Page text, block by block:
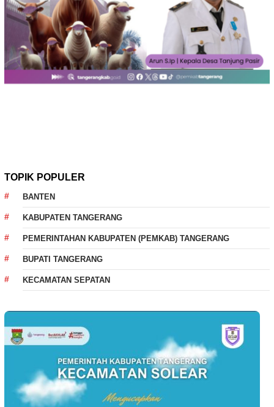
TOPIK POPULER
BANTEN
KABUPATEN TANGERANG
PEMERINTAHAN KABUPATEN (PEMKAB) TANGERANG
BUPATI TANGERANG
KECAMATAN SEPATAN